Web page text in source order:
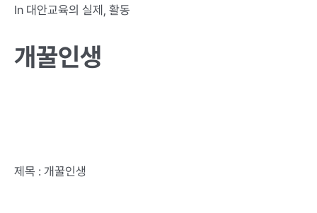
In 대안교육의 실제 , 활동
개꿀인생
제목 : 개꿀인생